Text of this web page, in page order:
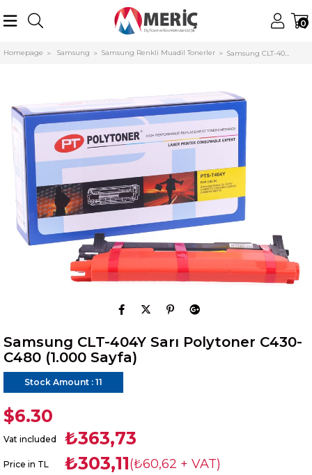
0
Homepage Samsung Samsung Renkli Muadil Tonerler
Samsung CLT-404Y Sarı Polytoner C430-
C480 (1.000 Sayfa)
Stock Amount : 11
$6.30
Vat included ₺363,73
Price in TL ₺303,11(₺60,62 + VAT)